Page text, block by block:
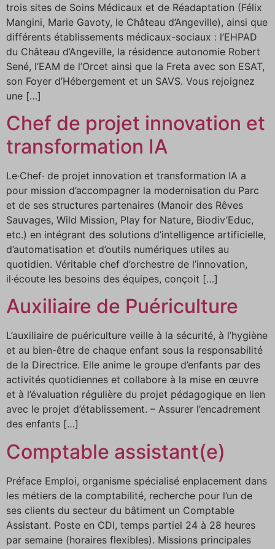
trois sites de Soins Médicaux et de Réadaptation (Félix
Mangini, Marie Gavoty, le Château d’Angeville), ainsi que
différents établissements médicaux-sociaux : l’EHPAD
du Château d’Angeville, la résidence autonomie Robert
Sené, l’EAM de l’Orcet ainsi que la Freta avec son ESAT,
son Foyer d’Hébergement et un SAVS. Vous rejoignez
une […]
Chef de projet innovation et
transformation IA
Le·Chef· de projet innovation et transformation IA a
pour mission d’accompagner la modernisation du Parc
et de ses structures partenaires (Manoir des Rêves
Sauvages, Wild Mission, Play for Nature, Biodiv’Educ,
etc.) en intégrant des solutions d’intelligence artificielle,
d’automatisation et d’outils numériques utiles au
quotidien. Véritable chef d’orchestre de l’innovation,
il·écoute les besoins des équipes, conçoit […]
Auxiliaire de Puériculture
L’auxiliaire de puériculture veille à la sécurité, à l’hygiène
et au bien-être de chaque enfant sous la responsabilité
de la Directrice. Elle anime le groupe d’enfants par des
activités quotidiennes et collabore à la mise en œuvre
et à l’évaluation régulière du projet pédagogique en lien
avec le projet d’établissement. – Assurer l’encadrement
des enfants […]
Comptable assistant(e)
Préface Emploi, organisme spécialisé enplacement dans
les métiers de la comptabilité, recherche pour l’un de
ses clients du secteur du bâtiment un Comptable
Assistant. Poste en CDI, temps partiel 24 à 28 heures
par semaine (horaires flexibles). Missions principales